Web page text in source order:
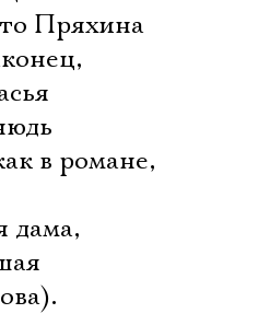
Пряхина
в романе,
дама,